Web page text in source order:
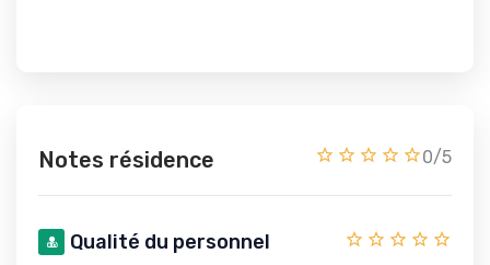
Notes résidence 0/5
Qualité du personnel